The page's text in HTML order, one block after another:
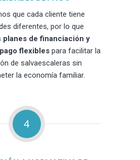
que cada cliente tiene
diferentes, por lo que
planes de financiación y
flexiblespara facilitar la
de salvaescaleras sin
la economía familiar.
4